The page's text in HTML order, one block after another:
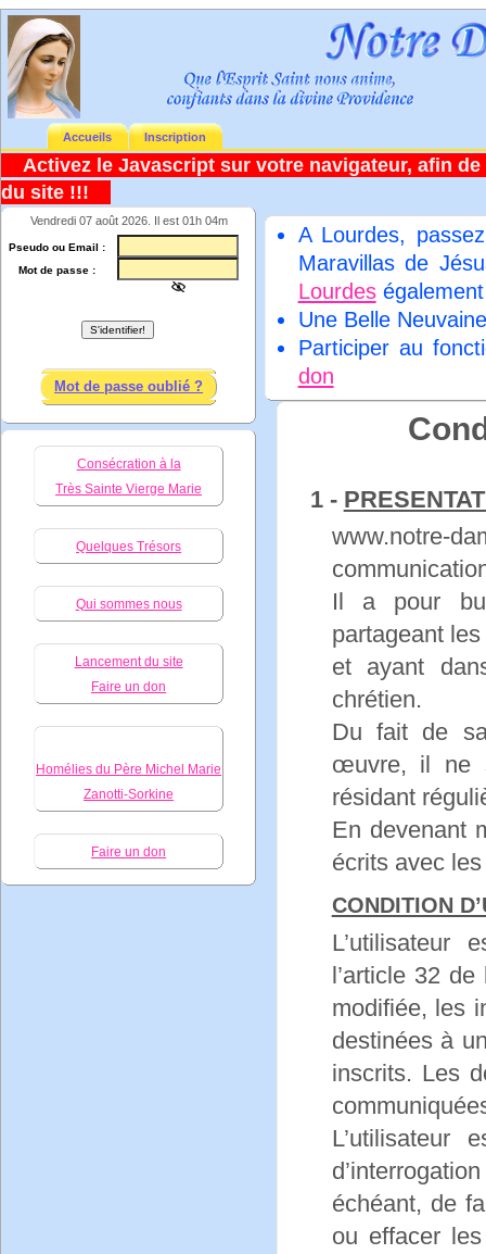
Accueils Inscription
Activez le Javascript sur votre navigateur, afin
du site !!!
Vendredi 07 août 2026. Il est 01h 04m
Pseudo ou Email :
Mot de passe :
Mot de passe oublié ?
Consécration à la
Très Sainte Vierge Marie
Quelques Trésors
Qui sommes nous
Lancement du site
Faire un don
Homélies du Père Michel Marie
Zanotti-Sorkine
Faire un don
A Lourdes,
Maravillas de
Lourdes
Une Belle
Participer au
don
1 -
www.notre-
Il a pour
partageant
et ayant
chrétien.
Du fait de
œuvre, il ne
résidant
En devenant
écrits avec
CONDITION
L’utilisateur
l’article 32
modifiée, les
destinées à
inscrits. Les
L’utilisateur
échéant, de
ou effacer